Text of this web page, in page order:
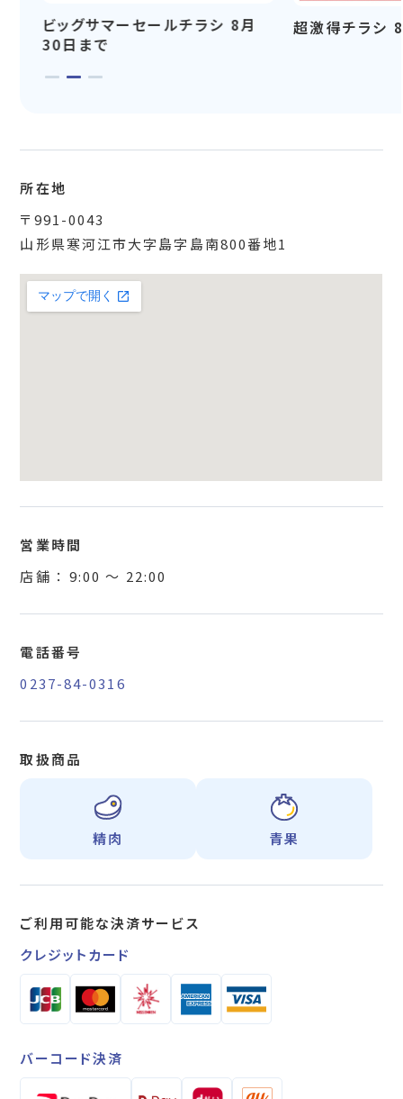
所在地
〒991-0043
山形県寒河江市大字島字島南800番地1
営業時間
店舗 ： 9:00 〜 22:00
電話番号
0237-84-0316
取扱商品
精肉 青果
ご利用可能な決済サービス
クレジットカード
バーコード決済
ビッグサマーセールチラシ 8月
30日まで
超激得チラシ